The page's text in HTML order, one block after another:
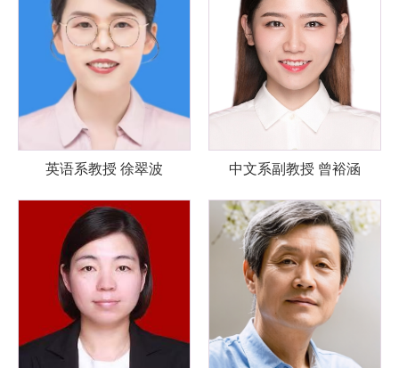
英语系教授 徐翠波 中文系副教授 曾裕涵